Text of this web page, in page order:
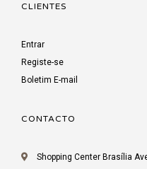
CLIENTES
Entrar
Registe-se
Boletim E-mail
CONTACTO
Shopping Center Brasília